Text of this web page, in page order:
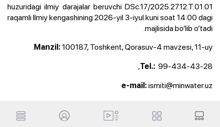
huzuridagi ilmiy darajalar beruvchi DSc.17/2025.27.12.T.01.01
raqamli Ilmiy kengashining 2026-yil 3-iyul kuni soat 14:00 dagi
majlisida bo‘lib o‘tadi.
Manzil:100187, Toshkent, Qorasuv-4 mavzesi, 11-uy.
Tel.: 99-434-43-28,
e-mail:ismiti@minwater.uz